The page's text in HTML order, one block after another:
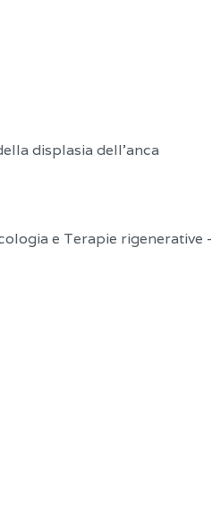
displasia dell’anca
e Terapie rigenerative -